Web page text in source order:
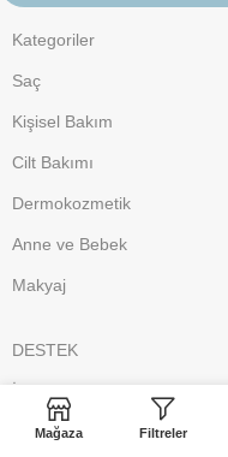
Kategoriler
Saç
Kişisel Bakım
Cilt Bakımı
Dermokozmetik
Anne ve Bebek
Makyaj
DESTEK
İletişim
iletisim@sacbakimsepeti.com
Mağaza Filtreler